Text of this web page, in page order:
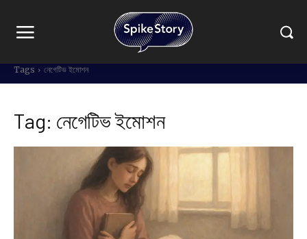
Tags নেগেটিভ ইমোশন
Tag: নেগেটিভ ইমোশন